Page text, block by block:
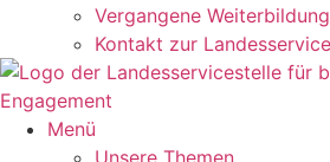
Vergangene
Kontakt zur
Menü
Unsere Themen